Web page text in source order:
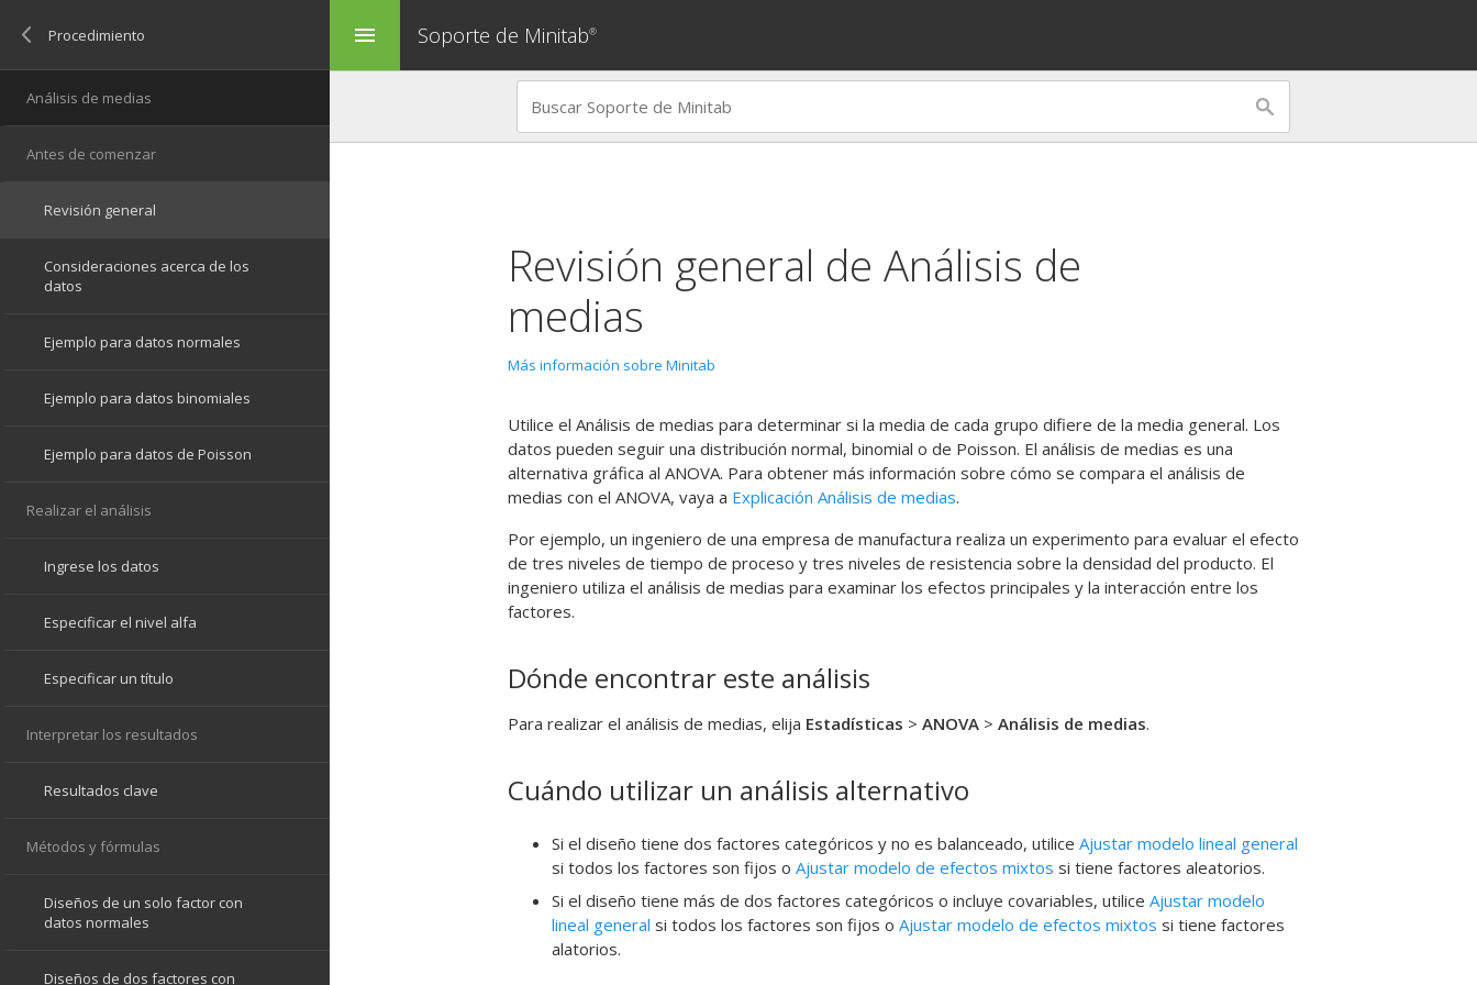
menu Soporte de Minitab®
Revisión general de Análisis de
medias
Más información sobre Minitab
Utilice el Análisis de medias para determinar si la media de cada grupo difiere de la media general. Los
datos pueden seguir una distribución normal, binomial o de Poisson. El análisis de medias es una
alternativa gráfica al ANOVA. Para obtener más información sobre cómo se compara el análisis de
medias con el ANOVA, vaya a Explicación Análisis de medias.
Por ejemplo, un ingeniero de una empresa de manufactura realiza un experimento para evaluar el efecto
de tres niveles de tiempo de proceso y tres niveles de resistencia sobre la densidad del producto. El
ingeniero utiliza el análisis de medias para examinar los efectos principales y la interacción entre los
factores.
Dónde encontrar este análisis
Para realizar el análisis de medias, elija Estadísticas > ANOVA > Análisis de medias.
Cuándo utilizar un análisis alternativo
Si el diseño tiene dos factores categóricos y no es balanceado, utilice Ajustar modelo lineal general
si todos los factores son fijos o Ajustar modelo de efectos mixtos si tiene factores aleatorios.
Si el diseño tiene más de dos factores categóricos o incluye covariables, utilice Ajustar modelo
lineal general si todos los factores son fijos o Ajustar modelo de efectos mixtos si tiene factores
alatorios.